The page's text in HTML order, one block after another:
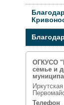
ОГКУСО
семье и
Телефон